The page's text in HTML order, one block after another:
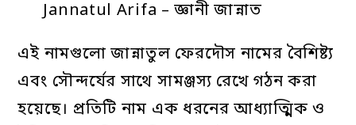
Jannatul Arifa – জ্ঞানী জান্নাত
এই নামগুলো জান্নাতুল ফেরদৌস নামের বৈশিষ্ট্য
এবং সৌন্দর্যের সাথে সামঞ্জস্য রেখে গঠন করা
হয়েছে। প্রতিটি নাম এক ধরনের আধ্যাত্মিক ও